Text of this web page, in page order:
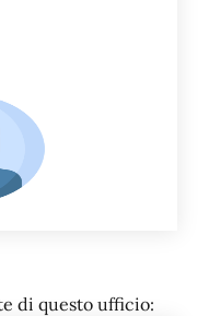
di questo ufficio: